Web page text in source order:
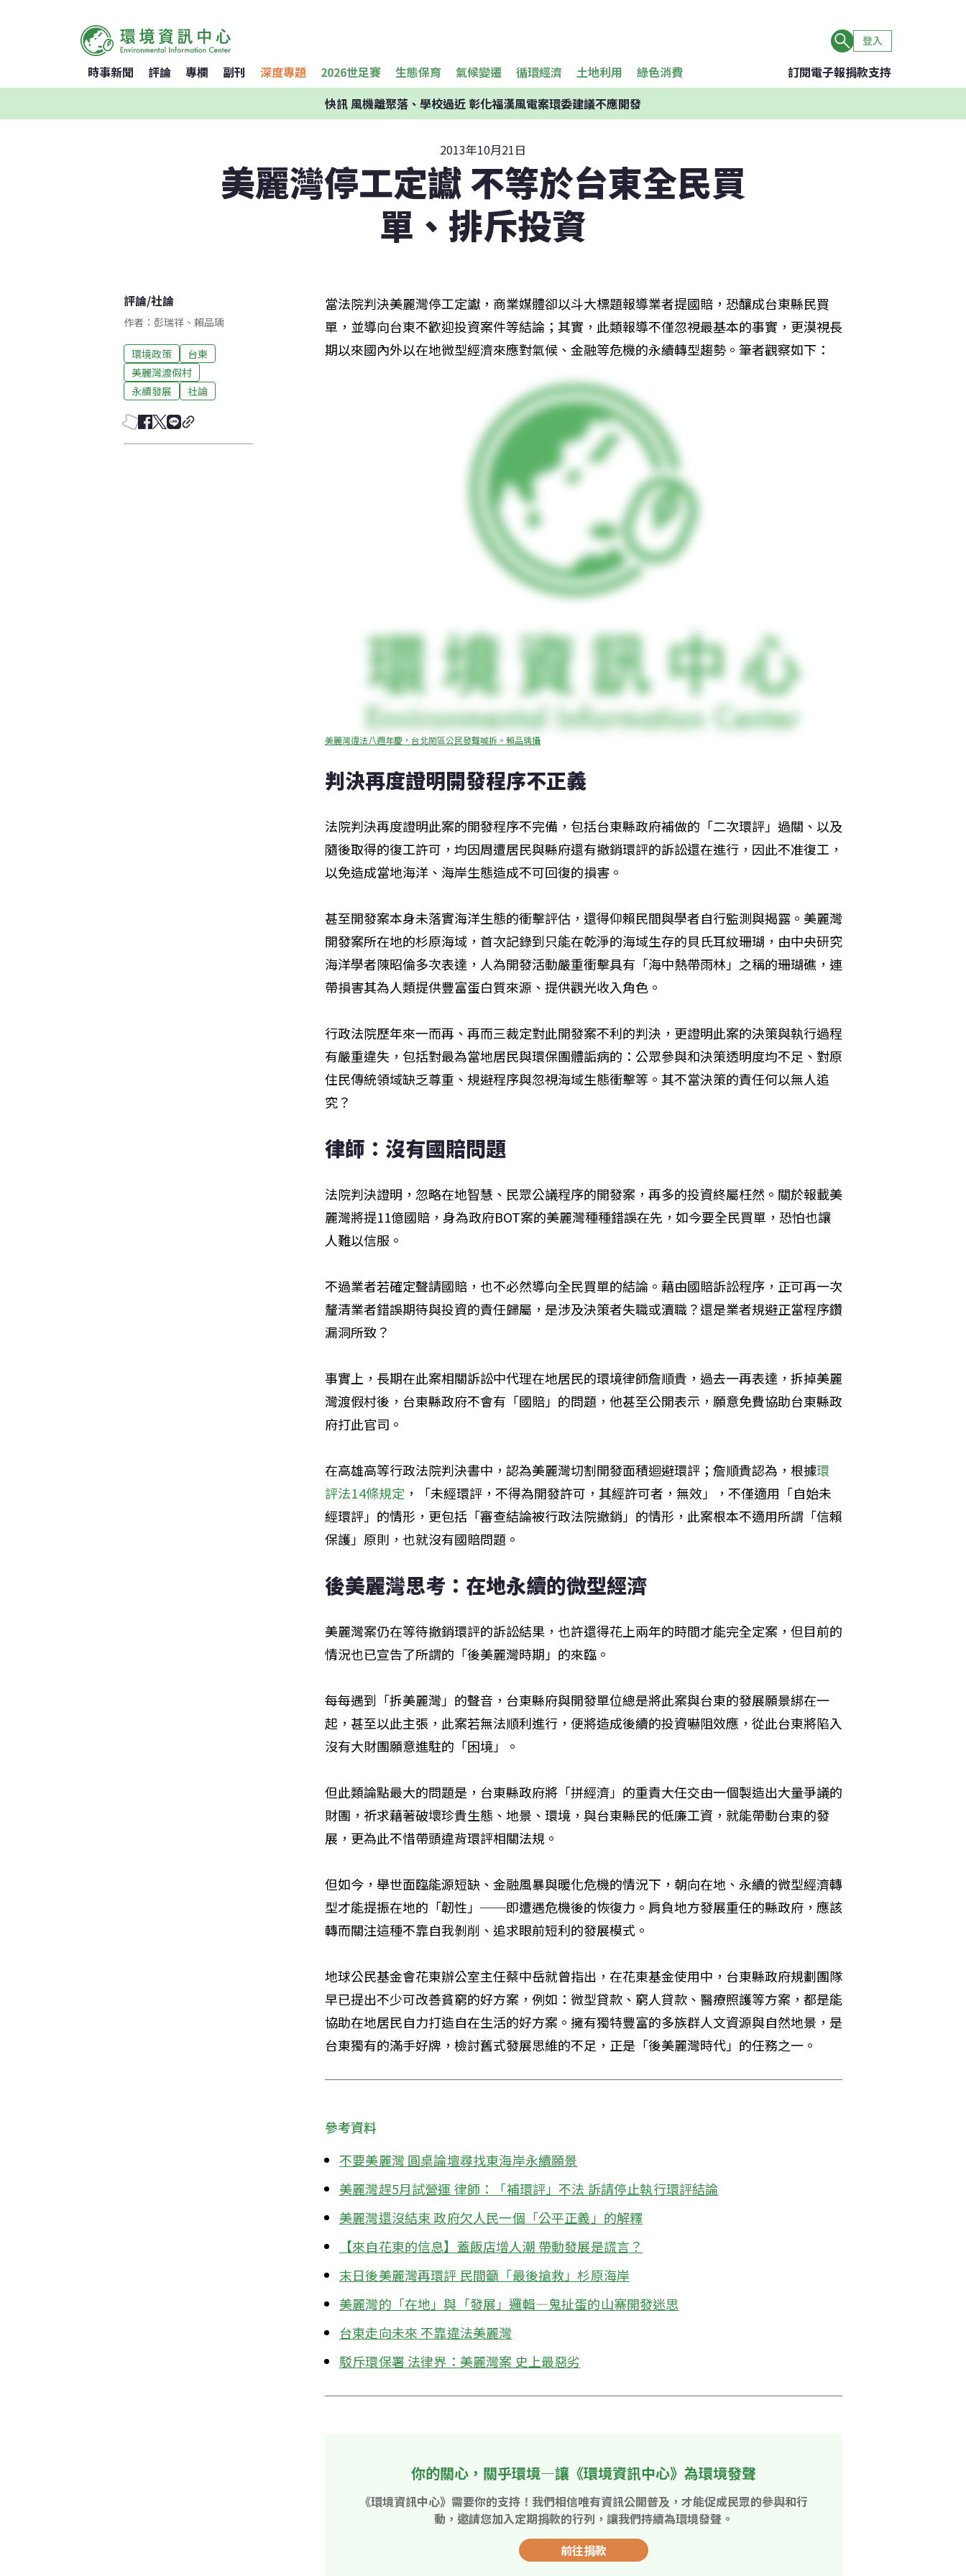
登入
時事新聞 評論 專欄 副刊 深度專題 2026世足賽 生態保育 氣候變遷 循環經濟 土地利用 綠色消費 訂閱電子報捐款支持
快訊風機離聚落、學校過近 彰化福漢風電案環委建議不應開發
2013年10月21日
美麗灣停工定讞 不等於台東全民買
單、排斥投資
評論/社論
作者：彭瑞祥、賴品瑀
環境政策
台東
美麗灣渡假村
永續發展
社論
當法院判決美麗灣停工定讞，商業媒體卻以斗大標題報導業者提國賠，恐釀成台東縣民買
單，並導向台東不歡迎投資案件等結論；其實，此類報導不僅忽視最基本的事實，更漠視長
期以來國內外以在地微型經濟來應對氣候、金融等危機的永續轉型趨勢。筆者觀察如下：
美麗灣違法八週年慶，台北鬧區公民發聲喊拆。賴品瑀攝
判決再度證明開發程序不正義
法院判決再度證明此案的開發程序不完備，包括台東縣政府補做的「二次環評」過關、以及
隨後取得的復工許可，均因周遭居民與縣府還有撤銷環評的訴訟還在進行，因此不准復工，
以免造成當地海洋、海岸生態造成不可回復的損害。
甚至開發案本身未落實海洋生態的衝擊評估，還得仰賴民間與學者自行監測與揭露。美麗灣
開發案所在地的杉原海域，首次記錄到只能在乾淨的海域生存的貝氏耳紋珊瑚，由中央研究
海洋學者陳昭倫多次表達，人為開發活動嚴重衝擊具有「海中熱帶雨林」之稱的珊瑚礁，連
帶損害其為人類提供豐富蛋白質來源、提供觀光收入角色。
行政法院歷年來一而再、再而三裁定對此開發案不利的判決，更證明此案的決策與執行過程
有嚴重違失，包括對最為當地居民與環保團體詬病的：公眾參與和決策透明度均不足、對原
住民傳統領域缺乏尊重、規避程序與忽視海域生態衝擊等。其不當決策的責任何以無人追
究？
律師：沒有國賠問題
法院判決證明，忽略在地智慧、民眾公議程序的開發案，再多的投資終屬枉然。關於報載美
麗灣將提11億國賠，身為政府BOT案的美麗灣種種錯誤在先，如今要全民買單，恐怕也讓
人難以信服。
不過業者若確定聲請國賠，也不必然導向全民買單的結論。藉由國賠訴訟程序，正可再一次
釐清業者錯誤期待與投資的責任歸屬，是涉及決策者失職或瀆職？還是業者規避正當程序鑽
漏洞所致？
事實上，長期在此案相關訴訟中代理在地居民的環境律師詹順貴，過去一再表達，拆掉美麗
灣渡假村後，台東縣政府不會有「國賠」的問題，他甚至公開表示，願意免費協助台東縣政
府打此官司。
在高雄高等行政法院判決書中，認為美麗灣切割開發面積迴避環評；詹順貴認為，根據環
評法14條規定 ，「未經環評，不得為開發許可，其經許可者，無效」，不僅適用「自始未
經環評」的情形，更包括「審查結論被行政法院撤銷」的情形，此案根本不適用所謂「信賴
保護」原則，也就沒有國賠問題。
後美麗灣思考：在地永續的微型經濟
美麗灣案仍在等待撤銷環評的訴訟結果，也許還得花上兩年的時間才能完全定案，但目前的
情況也已宣告了所謂的「後美麗灣時期」的來臨。
每每遇到「拆美麗灣」的聲音，台東縣府與開發單位總是將此案與台東的發展願景綁在一
起，甚至以此主張，此案若無法順利進行，便將造成後續的投資嚇阻效應，從此台東將陷入
沒有大財團願意進駐的「困境」。
但此類論點最大的問題是，台東縣政府將「拼經濟」的重責大任交由一個製造出大量爭議的
財團，祈求藉著破壞珍貴生態、地景、環境，與台東縣民的低廉工資，就能帶動台東的發
展，更為此不惜帶頭違背環評相關法規。
但如今，舉世面臨能源短缺、金融風暴與暖化危機的情況下，朝向在地、永續的微型經濟轉
型才能提振在地的「韌性」──即遭遇危機後的恢復力。肩負地方發展重任的縣政府，應該
轉而關注這種不靠自我剝削、追求眼前短利的發展模式。
地球公民基金會花東辦公室主任蔡中岳就曾指出，在花東基金使用中，台東縣政府規劃團隊
早已提出不少可改善貧窮的好方案，例如：微型貸款、窮人貸款、醫療照護等方案，都是能
協助在地居民自力打造自在生活的好方案。擁有獨特豐富的多族群人文資源與自然地景，是
台東獨有的滿手好牌，檢討舊式發展思維的不足，正是「後美麗灣時代」的任務之一。
參考資料
不要美麗灣 圓桌論壇尋找東海岸永續願景
美麗灣趕5月試營運 律師：「補環評」不法 訴請停止執行環評結論
美麗灣還沒結束 政府欠人民一個「公平正義」的解釋
【來自花東的信息】蓋飯店增人潮 帶動發展是謊言？
末日後美麗灣再環評 民間籲「最後搶救」杉原海岸
美麗灣的「在地」與「發展」邏輯—鬼扯蛋的山寨開發迷思
台東走向未來 不靠違法美麗灣
駁斥環保署 法律界：美麗灣案 史上最惡劣
你的關心，關乎環境—讓《環境資訊中心》為環境發聲
《環境資訊中心》需要你的支持！我們相信唯有資訊公開普及，才能促成民眾的參與和行
動，邀請您加入定期捐款的行列，讓我們持續為環境發聲。
前往捐款